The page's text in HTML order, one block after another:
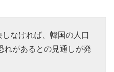
なければ、韓国の人口
れがあるとの見通しが発